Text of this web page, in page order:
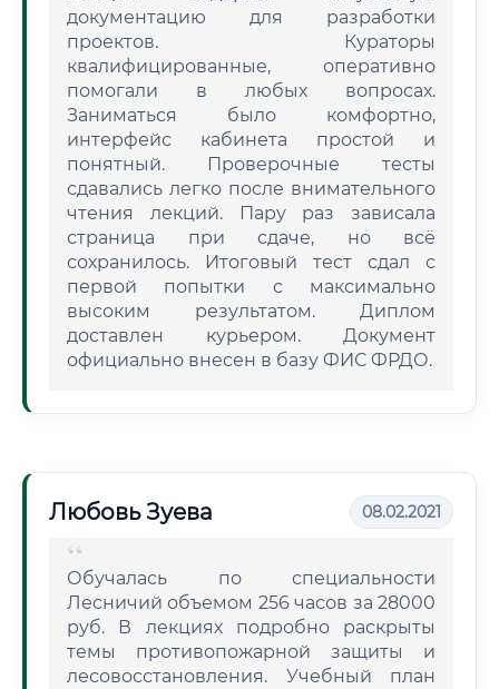
документацию для разработки
проектов. Кураторы
квалифицированные, оперативно
помогали в любых вопросах.
Заниматься было комфортно,
интерфейс кабинета простой и
понятный. Проверочные тесты
сдавались легко после внимательного
чтения лекций. Пару раз зависала
страница при сдаче, но всё
сохранилось. Итоговый тест сдал с
первой попытки с максимально
высоким результатом. Диплом
доставлен курьером. Документ
официально внесен в базу ФИС ФРДО.
Любовь Зуева 08.02.2021
Обучалась по специальности
Лесничий объемом 256 часов за 28000
руб. В лекциях подробно раскрыты
темы противопожарной защиты и
лесовосстановления. Учебный план